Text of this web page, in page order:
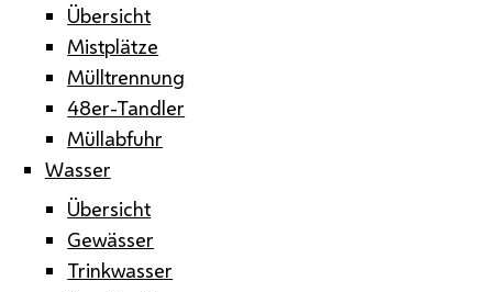
Übersicht
Mistplätze
Mülltrennung
48er-Tandler
Müllabfuhr
Wasser
Übersicht
Gewässer
Trinkwasser